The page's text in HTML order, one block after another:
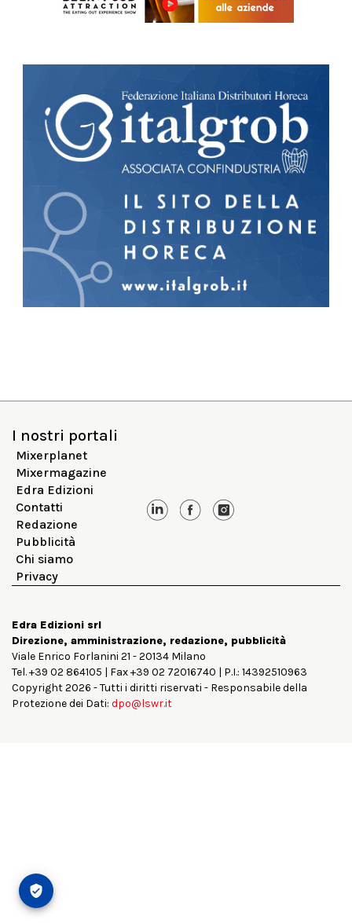
I nostri portali
Mixerplanet
Mixermagazine
Edra Edizioni
Contatti
Redazione
Pubblicità
Chi siamo
Privacy
Edra Edizioni srl
Direzione, amministrazione, redazione, pubblicità
Viale Enrico Forlanini 21 - 20134 Milano
Tel. +39 02 864105 | Fax +39 02 72016740 | P.I.: 14392510963
Copyright 2026 - Tutti i diritti riservati - Responsabile della
Protezione dei Dati: dpo@lswr.it